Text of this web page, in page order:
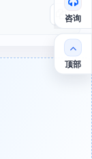
咨询
顶部